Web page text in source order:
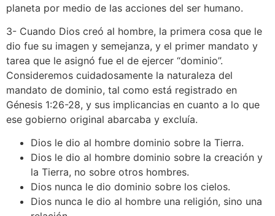
planeta por medio de las acciones del ser humano.
3- Cuando Dios creó al hombre, la primera cosa que le
dio fue su imagen y semejanza, y el primer mandato y
tarea que le asignó fue el de ejercer “dominio”.
Consideremos cuidadosamente la naturaleza del
mandato de dominio, tal como está registrado en
Génesis 1:26-28, y sus implicancias en cuanto a lo que
ese gobierno original abarcaba y excluía.
Dios le dio al hombre dominio sobre la Tierra.
Dios le dio al hombre dominio sobre la creación y
la Tierra, no sobre otros hombres.
Dios nunca le dio dominio sobre los cielos.
Dios nunca le dio al hombre una religión, sino una